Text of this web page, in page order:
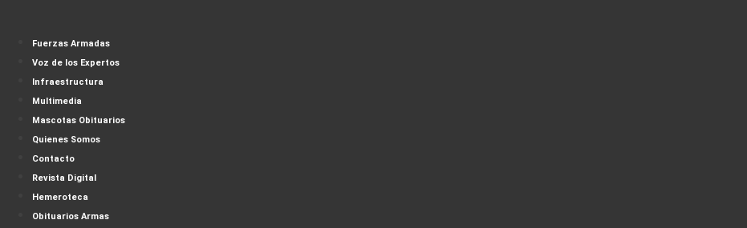
Fuerzas Armadas
Voz de los Expertos
Infraestructura
Multimedia
Mascotas Obituarios
Quienes Somos
Contacto
Revista Digital
Hemeroteca
Obituarios Armas